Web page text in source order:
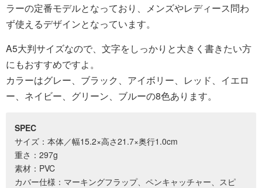
ラーの定番モデルとなっており、メンズやレディース問わ
ず使えるデザインとなっています。
A5大判サイズなので、文字をしっかりと大きく書きたい方
にもおすすめですよ。
カラーはグレー、ブラック、アイボリー、レッド、イエロ
ー、ネイビー、グリーン、ブルーの8色あります。
SPEC
サイズ：本体／幅15.2×高さ21.7×奥行1.0cm
重さ：297g
素材：PVC
カバー仕様：マーキングフラップ、ペンキャッチャー、スピ